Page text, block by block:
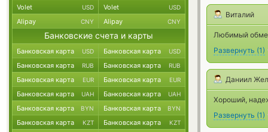
Виталий
Любимый
Развернуть (1)
Даниил
Хороший,
Развернуть (1)
Volet USD Volet USD
Alipay CNY Alipay CNY
Банковские счета и карты
Банковская карта USD Банковская карта USD
Банковская карта RUB Банковская карта RUB
Банковская карта EUR Банковская карта EUR
Банковская карта UAH Банковская карта UAH
Банковская карта BYN Банковская карта BYN
Банковская карта KZT Банковская карта KZT